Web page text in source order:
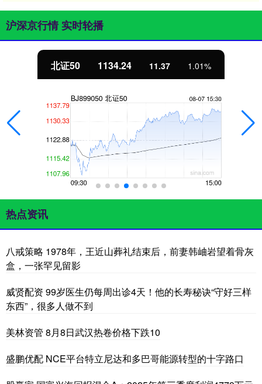
沪深京行情 实时轮播
北证50 1134.24 11.37 1.01%
热点资讯
八戒策略 1978年，王近山葬礼结束后，前妻韩岫岩望着骨灰
盒，一张罕见留影
威贤配资 99岁医生仍每周出诊4天！他的长寿秘诀“守好三样
东西”，很多人做不到
美林资管 8月8日武汉热卷价格下跌10
盛鹏优配 NCE平台特立尼达和多巴哥能源转型的十字路口